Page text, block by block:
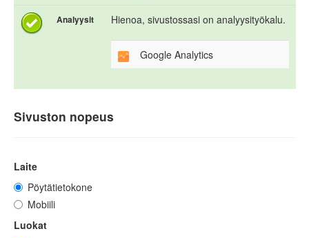
Analyysit Hienoa, sivustossasi on analyysityökalu.
Google Analytics
Sivuston nopeus
Laite
Pöytätietokone
Mobiili
Luokat